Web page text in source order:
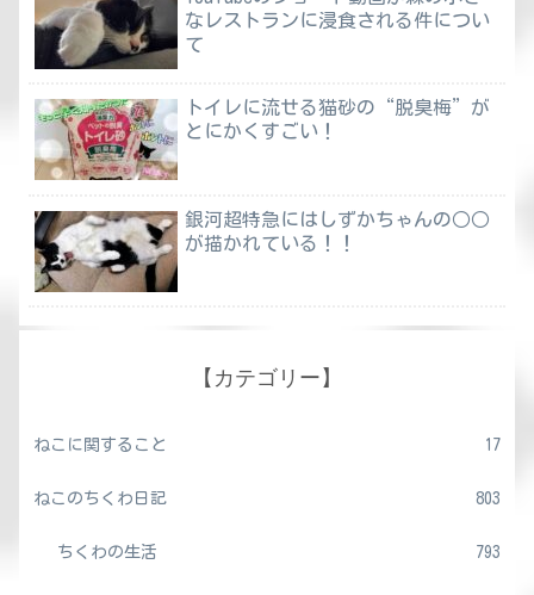
なレストランに浸食される件につい
て
トイレに流せる猫砂の“脱臭梅”が
とにかくすごい！
銀河超特急にはしずかちゃんの○○
が描かれている！！
【カテゴリー】
ねこに関すること 17
ねこのちくわ日記 803
ちくわの生活 793